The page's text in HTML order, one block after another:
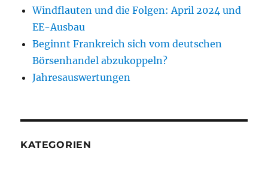
Windflauten und die Folgen: April 2024 und
EE-Ausbau
Beginnt Frankreich sich vom deutschen
Börsenhandel abzukoppeln?
Jahresauswertungen
KATEGORIEN